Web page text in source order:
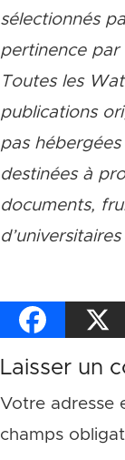
sélectionnés
pertinence
Toutes les
publications
pas
destinées à
documents,
d’
Laisser un
Votre adresse
champs